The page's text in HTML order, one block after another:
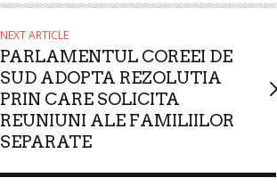
NEXT ARTICLE
PARLAMENTUL COREEI DE
SUD ADOPTA REZOLUTIA
PRIN CARE SOLICITA
REUNIUNI ALE FAMILIILOR
SEPARATE